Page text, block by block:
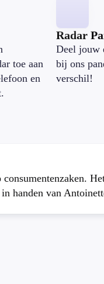
toe aan
en
Radar
Deel jouw
bij ons
verschil!
handen van